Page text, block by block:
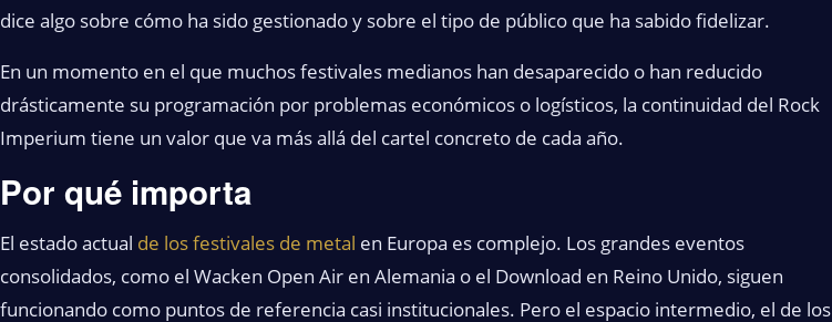
dice algo sobre cómo ha sido gestionado y sobre el tipo de público que ha sabido fidelizar.
En un momento en el que muchos festivales medianos han desaparecido o han reducido
drásticamente su programación por problemas económicos o logísticos, la continuidad del Rock
Imperium tiene un valor que va más allá del cartel concreto de cada año.
Por qué importa
El estado actual de los festivales de metal en Europa es complejo. Los grandes eventos
consolidados, como el Wacken Open Air en Alemania o el Download en Reino Unido, siguen
funcionando como puntos de referencia casi institucionales. Pero el espacio intermedio, el de los